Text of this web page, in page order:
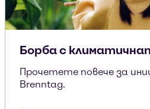
Борба с
Прочетете повече за
Brenntag.